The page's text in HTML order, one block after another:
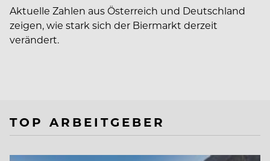
Aktuelle Zahlen aus Österreich und Deutschland
zeigen, wie stark sich der Biermarkt derzeit
verändert.
TOP ARBEITGEBER